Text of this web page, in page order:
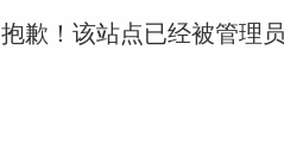
抱歉！该站点已经被管理